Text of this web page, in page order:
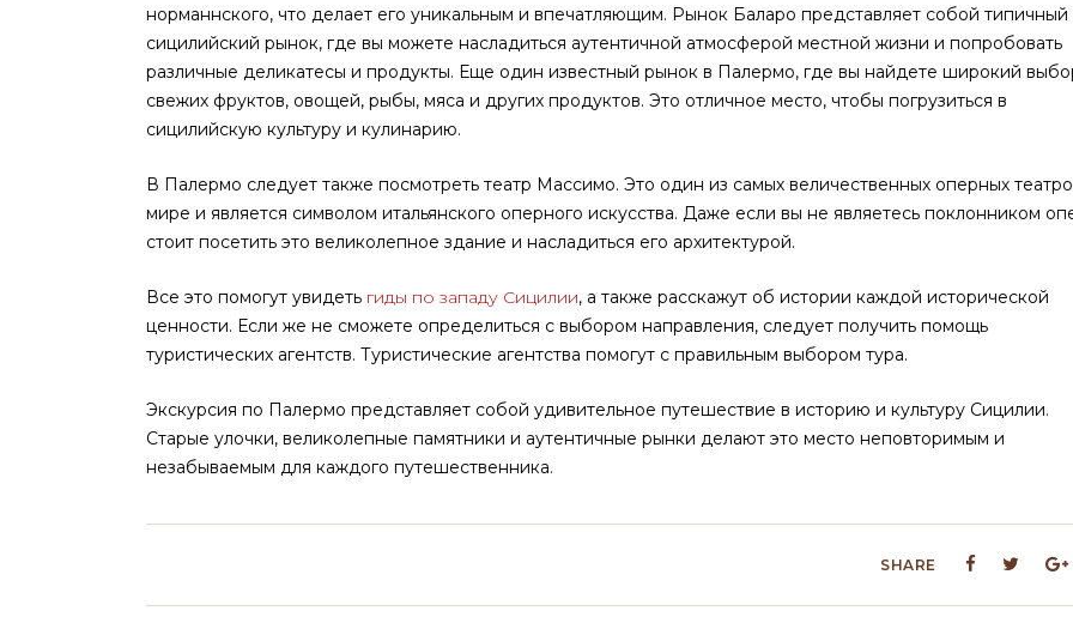
норманнского, что делает его уникальным и впечатляющим. Рынок Баларо представляет собой типичный
сицилийский рынок, где вы можете насладиться аутентичной атмосферой местной жизни и попробовать
различные деликатесы и продукты. Еще один известный рынок в Палермо, где вы найдете широкий
свежих фруктов, овощей, рыбы, мяса и других продуктов. Это отличное место, чтобы погрузиться в
сицилийскую культуру и кулинарию.
В Палермо следует также посмотреть театр Массимо. Это один из самых величественных оперных
мире и является символом итальянского оперного искусства. Даже если вы не являетесь поклонником
стоит посетить это великолепное здание и насладиться его архитектурой.
Все это помогут увидеть гиды по западу Сицилии, а также расскажут об истории каждой исторической
ценности. Если же не сможете определиться с выбором направления, следует получить помощь
туристических агентств. Туристические агентства помогут с правильным выбором тура.
Экскурсия по Палермо представляет собой удивительное путешествие в историю и культуру Сицилии.
Старые улочки, великолепные памятники и аутентичные рынки делают это место неповторимым и
незабываемым для каждого путешественника.
SHARE